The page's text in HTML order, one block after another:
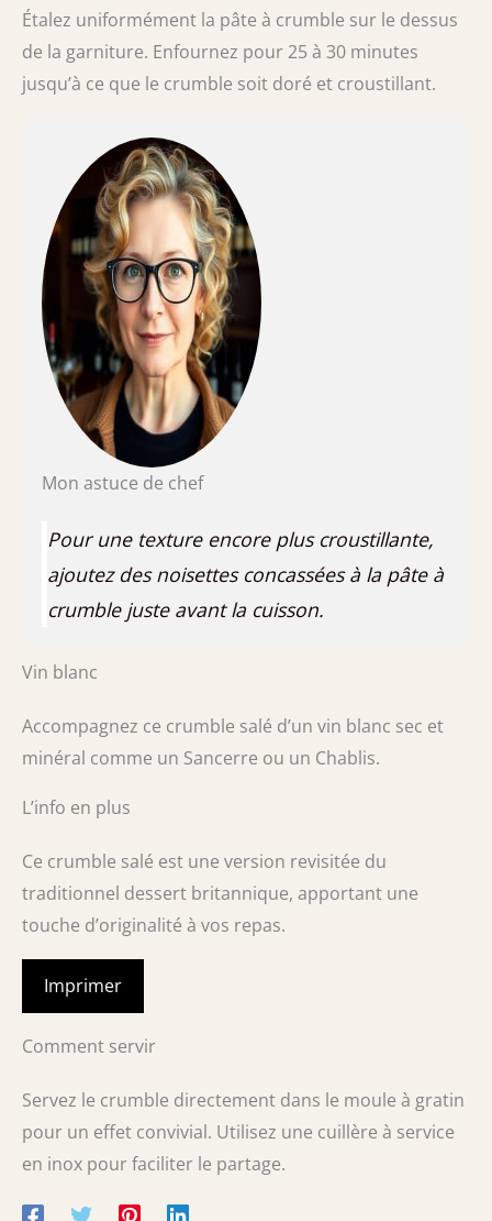
Étalez uniformément la pâte à crumble sur le dessus
de la garniture. Enfournez pour 25 à 30 minutes
jusqu’à ce que le crumble soit doré et croustillant.
Mon astuce de chef
Pour une texture encore plus croustillante,
ajoutez des noisettes concassées à la pâte à
crumble juste avant la cuisson.
Vin blanc
Accompagnez ce crumble salé d’un vin blanc sec et
minéral comme un Sancerre ou un Chablis.
L’info en plus
Ce crumble salé est une version revisitée du
traditionnel dessert britannique, apportant une
touche d’originalité à vos repas.
Imprimer
Comment servir
Servez le crumble directement dans le moule à gratin
pour un effet convivial. Utilisez une cuillère à service
en inox pour faciliter le partage.